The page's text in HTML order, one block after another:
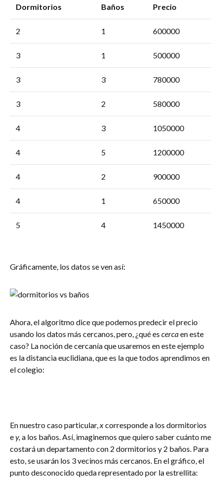
Dormitorios Baños Precio
2 1 600000
3 1 500000
3 3 780000
3 2 580000
4 3 1050000
4 5 1200000
4 2 900000
4 1 650000
5 4 1450000
Gráficamente, los datos se ven así:
Ahora, el algoritmo dice que podemos predecir el precio
usando los datos más cercanos, pero, ¿qué es cercaen este
caso? La noción de cercanía que usaremos en este ejemplo
es la distancia euclidiana, que es la que todos aprendimos en
el colegio:
En nuestro caso particular,xcorresponde a los dormitorios
ey,a los baños. Así, imaginemos que quiero saber cuánto me
costará un departamento con 2 dormitorios y 2 baños. Para
esto, se usarán los 3 vecinos más cercanos. En el gráfico, el
punto desconocido queda representado por la estrellita: